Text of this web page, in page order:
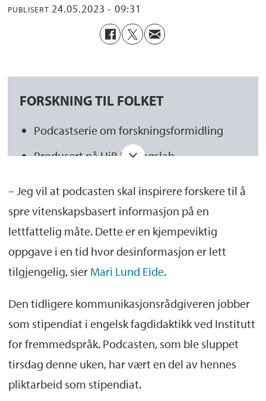
PUBLISERT 24.05.2023 - 09:31
FORSKNING TIL FOLKET
Podcastserie om forskningsformidling
Produsert på UiB Læringslab
tips til hvordan de kan bli bedre formidlere
av sin fagkunnskap
Programlederen er
Mari Lund Eide
stipendiat ved Institutt for fremmedspråk
Nord universitet og Skatteetaten
Episodene finner du på
forskningtilfolket.no, Spotify, Apple
Podcasts, og Google Podcasts
– Jeg vil at podcasten skal inspirere forskere til å
spre vitenskapsbasert informasjon på en
lettfattelig måte. Dette er en kjempeviktig
oppgave i en tid hvor desinformasjon er lett
tilgjengelig, sier Mari Lund Eide.
Den tidligere kommunikasjonsrådgiveren jobber
som stipendiat i engelsk fagdidaktikk ved Institutt
for fremmedspråk. Podcasten, som ble sluppet
tirsdag denne uken, har vært en del av hennes
pliktarbeid som stipendiat.